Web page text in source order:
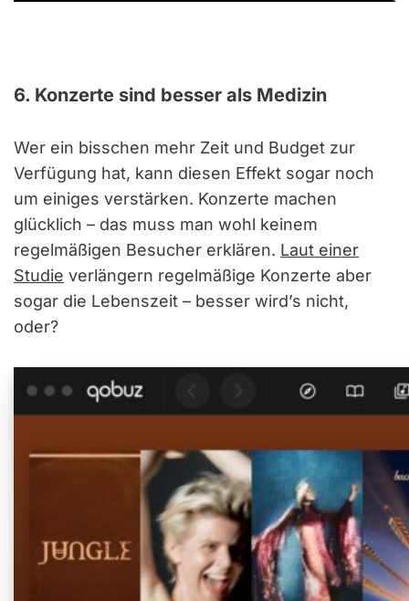
6. Konzerte sind besser als Medizin
Wer ein bisschen mehr Zeit und Budget zur
Verfügung hat, kann diesen Effekt sogar noch
um einiges verstärken. Konzerte machen
glücklich – das muss man wohl keinem
regelmäßigen Besucher erklären. Laut einer
Studie verlängern regelmäßige Konzerte aber
sogar die Lebenszeit – besser wird’s nicht,
oder?